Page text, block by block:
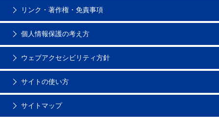
リンク・著作権・免責事項
個人情報保護の考え方
ウェブアクセシビリティ方針
サイトの使い方
サイトマップ